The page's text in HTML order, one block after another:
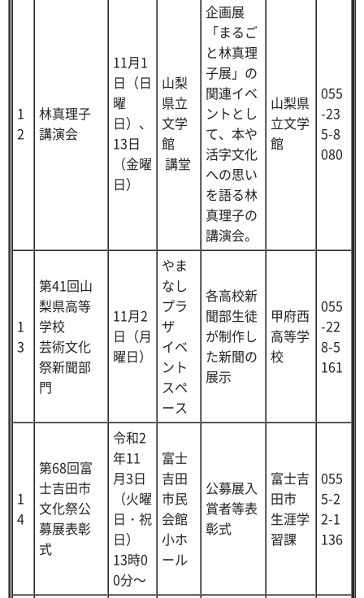
1
2
林真理子
講演会
11月1
日（日
曜
日）、
13日
（金曜
日）
山梨
県立
文学
館
講堂
企画展
「まるご
と林真理
子展」の
関連イベ
ントとし
て、本や
活字文化
への思い
を語る林
真理子の
講演会。
山梨県
立文学
館
055
-23
5-8
080
1
3
第41回山
梨県高等
学校
芸術文化
祭新聞部
門
11月2
日（月
曜日）
やま
なし
プラ
ザ
イベ
ント
スペ
ース
各高校新
聞部生徒
が制作し
た新聞の
展示
甲府西
高等学
校
055
-22
8-5
161
1
4
第68回富
士吉田市
文化祭公
募展表彰
式
令和2
年11
月3日
（火曜
日・祝
日）
13時0
0分～
富士
吉田
市民
会館
小ホ
ール
公募展入
賞者等表
彰式
富士吉
田市
生涯学
習課
055
5-2
2-1
136